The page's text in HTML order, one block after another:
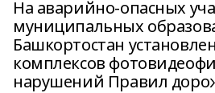
На аварийно-опасных
муниципальных
Башкортостан
комплексов
нарушений Правил